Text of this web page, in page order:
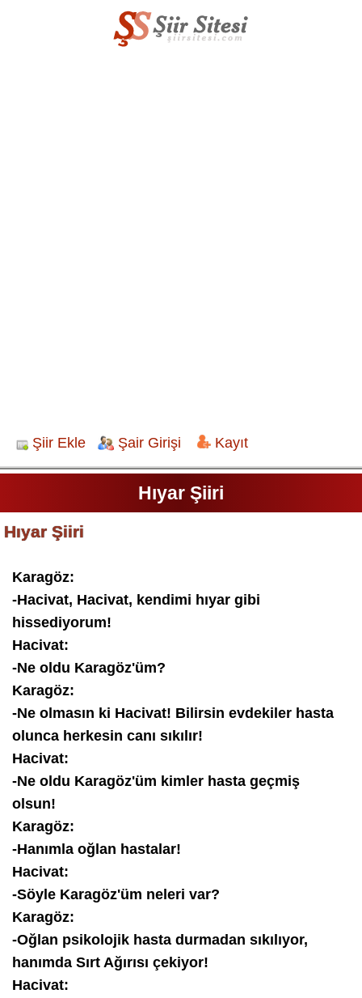
Şiir Ekle Şair Girişi Kayıt
Hıyar Şiiri
Hıyar Şiiri
Karagöz:
-Hacivat, Hacivat, kendimi hıyar gibi
hissediyorum!
Hacivat:
-Ne oldu Karagöz'üm?
Karagöz:
-Ne olmasın ki Hacivat! Bilirsin evdekiler hasta
olunca herkesin canı sıkılır!
Hacivat:
-Ne oldu Karagöz'üm kimler hasta geçmiş
olsun!
Karagöz:
-Hanımla oğlan hastalar!
Hacivat:
-Söyle Karagöz'üm neleri var?
Karagöz:
-Oğlan psikolojik hasta durmadan sıkılıyor,
hanımda Sırt Ağırısı çekiyor!
Hacivat: